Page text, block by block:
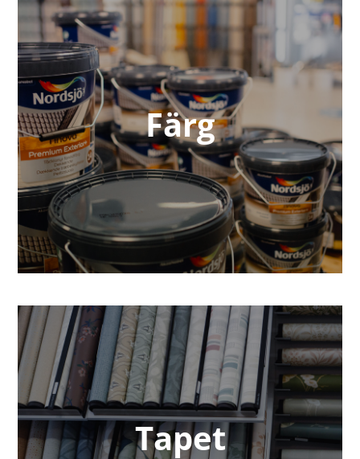
Färg
Tapet